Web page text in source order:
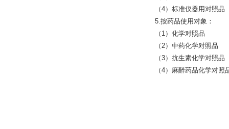
（4）标准仪器用对照品
5.按药品使用对象：
（1）化学对照品
（2）中药化学对照品
（3）抗生素化学对照品
（4）麻醉药品化学对照